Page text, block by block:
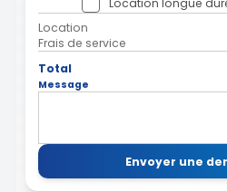
Location
Frais de service
Total
Message
Envoyer une